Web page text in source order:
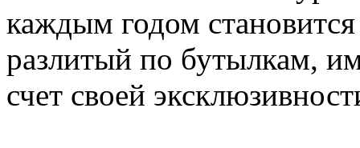
каждым годом
разлитый по бутылкам,
счет своей